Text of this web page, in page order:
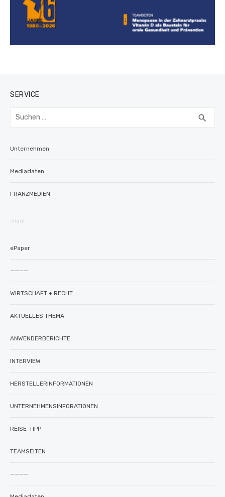
SERVICE
Suchen
search
Unternehmen
Mediadaten
FRANZMED!EN
intern
ePaper
————
WIRTSCHAFT + RECHT
AKTUELLES THEMA
ANWENDERBERICHTE
INTERVIEW
HERSTELLERINFORMATIONEN
UNTERNEHMENSINFORATIONEN
REISE-TIPP
TEAMSEITEN
————